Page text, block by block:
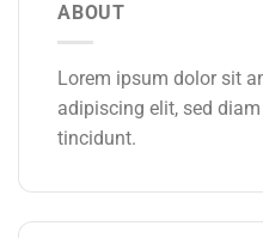
ABOUT
Lorem ipsum dolor sit
adipiscing elit, sed
tincidunt.